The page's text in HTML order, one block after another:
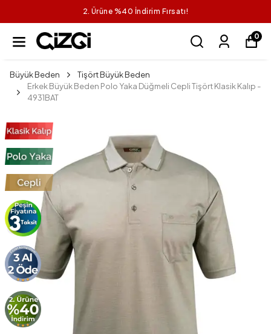
2. Ürüne %40 İndirim Fırsatı!
0
Büyük Beden
Tişört Büyük Beden
Erkek Büyük Beden Polo Yaka Düğmeli Cepli Tişört Klasik Kalıp -
4931BAT